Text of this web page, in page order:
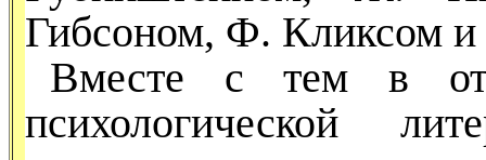
Гибсоном, Ф. Кликсом и
Вместе с тем в
психологи­ческой